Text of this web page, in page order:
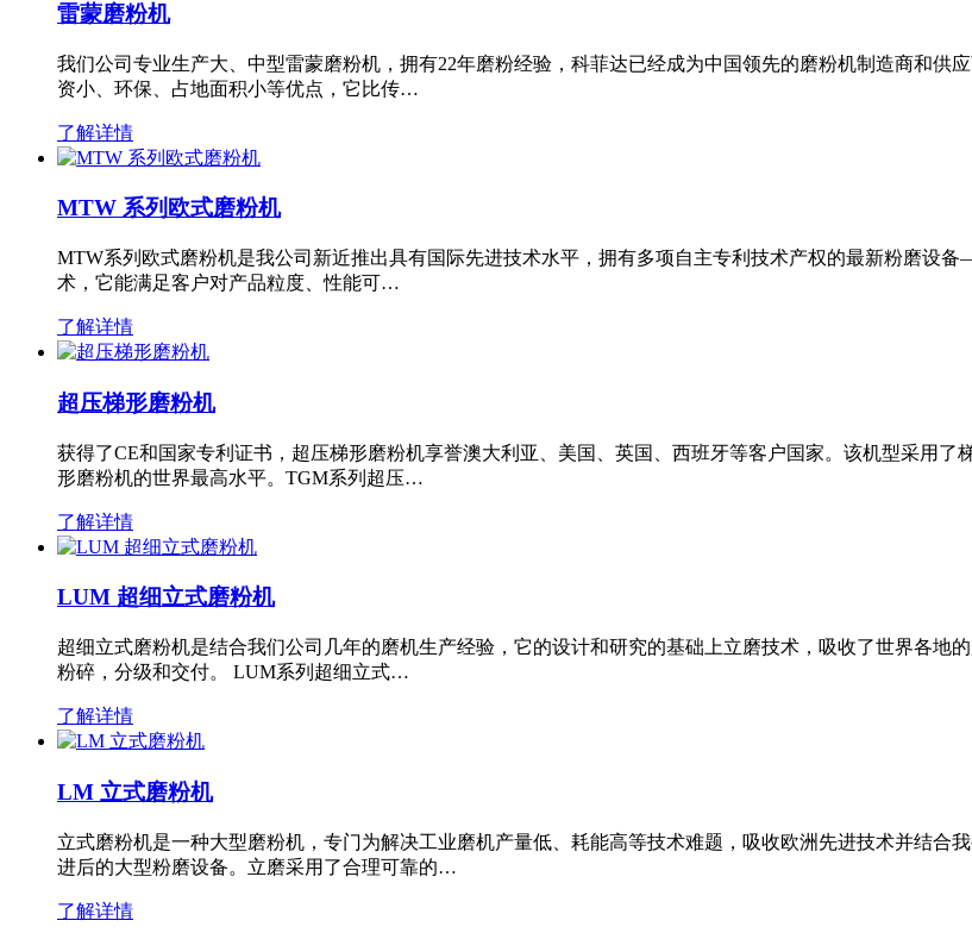
雷蒙磨粉机
我们公司专业生产大、中型雷蒙磨粉机，拥有22年磨粉经验，科菲达已经成为中国领先的磨粉机制造商和供
资小、环保、占地面积小等优点，它比传…
了解详情
MTW 系列欧式磨粉机
MTW系列欧式磨粉机是我公司新近推出具有国际先进技术水平，拥有多项自主专利技术产权的最新粉磨设
术，它能满足客户对产品粒度、性能可…
了解详情
超压梯形磨粉机
获得了CE和国家专利证书，超压梯形磨粉机享誉澳大利亚、美国、英国、西班牙等客户国家。该机型采用
形磨粉机的世界最高水平。TGM系列超压…
了解详情
LUM 超细立式磨粉机
超细立式磨粉机是结合我们公司几年的磨机生产经验，它的设计和研究的基础上立磨技术，吸收了世界各地
粉碎，分级和交付。 LUM系列超细立式…
了解详情
LM 立式磨粉机
立式磨粉机是一种大型磨粉机，专门为解决工业磨机产量低、耗能高等技术难题，吸收欧洲先进技术并结合
进后的大型粉磨设备。立磨采用了合理可靠的…
了解详情